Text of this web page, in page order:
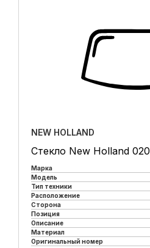
NEW HOLLAND
Стекло New Holland 020
Марка
Модель
Тип техники
Расположение
Сторона
Позиция
Описание
Материал
Оригинальный номер